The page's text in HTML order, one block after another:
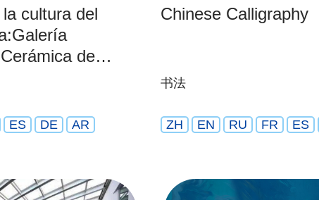
cultura del
de
ES DE AR
Chinese Calligraphy
书法
ZH EN RU FR ES